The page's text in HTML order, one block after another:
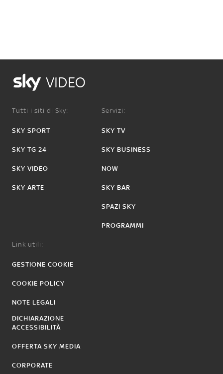
VIDEO
Tutti i siti di Sky:
SKY SPORT
SKY TG 24
SKY VIDEO
SKY ARTE
Servizi:
SKY TV
SKY BUSINESS
NOW
SKY BAR
SPAZI SKY
PROGRAMMI
Link utili:
GESTIONE COOKIE
COOKIE POLICY
NOTE LEGALI
DICHIARAZIONE
ACCESSIBILITÀ
OFFERTA SKY MEDIA
CORPORATE